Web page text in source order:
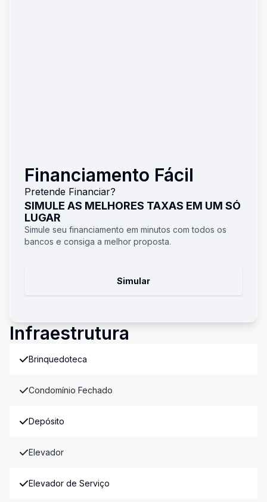
Financiamento Fácil
Pretende Financiar?
SIMULE AS MELHORES TAXAS EM UM SÓ
LUGAR
Simule seu financiamento em minutos com todos os
bancos e consiga a melhor proposta.
Simular
Infraestrutura
Brinquedoteca
Condomínio Fechado
Depósito
Elevador
Elevador de Serviço